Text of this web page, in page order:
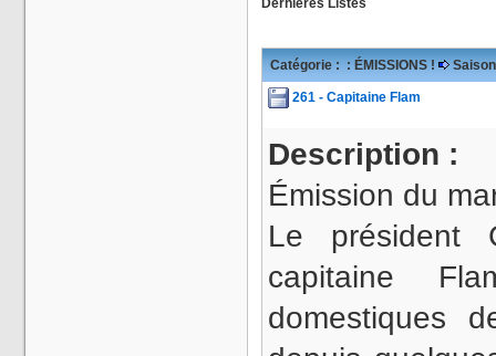
Dernières Listes
Catégorie : : ÉMISSIONS !
261 - Capitaine Flam
Description :
Émission du
Le président
capitaine
domestiques